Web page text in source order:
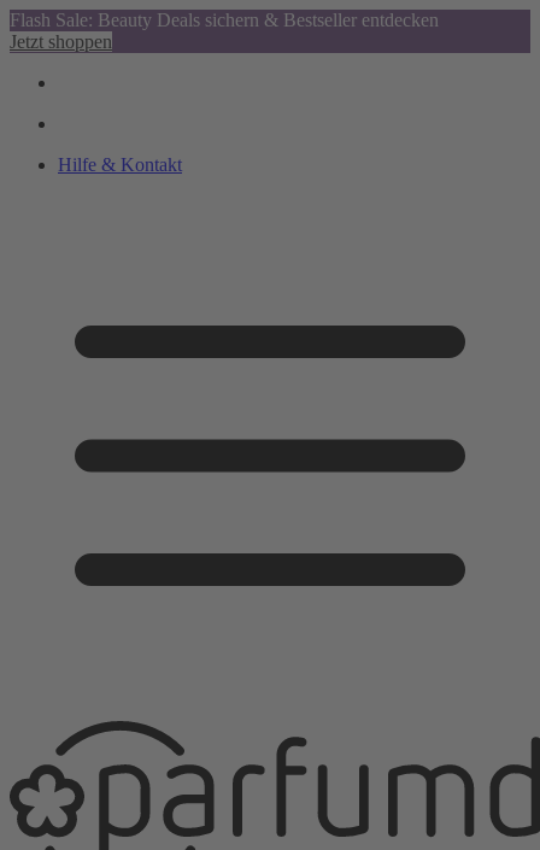
Flash Sale: Beauty Deals sichern & Bestseller entdecken
Jetzt shoppen
Hilfe & Kontakt